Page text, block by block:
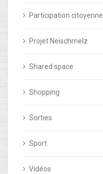
Participation citoyenne
Projet Neischmelz
Shared space
Shopping
Sorties
Sport
Vidéos